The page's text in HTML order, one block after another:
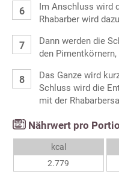
Im Anschluss wird
Rhabarber wird
Dann werden die
den
Das Ganze wird
Schluss wird die
mit der
Nährwert pro
kcal
2.779